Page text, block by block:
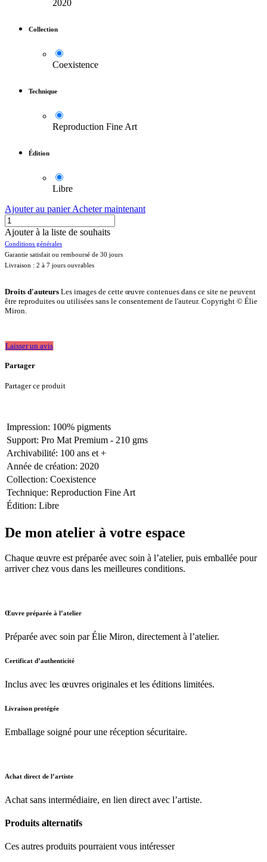
2020
Collection
Coexistence
Technique
Reproduction Fine Art
Édition
Libre
Ajouter au panierAcheter maintenant
Ajouter à la liste de souhaits
Conditions générales
Garantie satisfait ou remboursé de 30 jours
Livraison : 2 à 7 jours ouvrables
Droits d'auteurs Les images de cette œuvre contenues dans ce site ne peuvent
être reproduites ou utilisées sans le consentement de l'auteur. Copyright © Élie
Miron.
Laisser un avis
Partager
Partager ce produit
Impression: 100% pigments
Support: Pro Mat Premium - 210 gms
Archivabilité: 100 ans et +
Année de création: 2020
Collection: Coexistence
Technique: Reproduction Fine Art
Édition: Libre
De mon atelier à votre espace
Chaque œuvre est préparée avec soin à l’atelier, puis emballée pour
arriver chez vous dans les meilleures conditions.
Œuvre préparée à l’atelier
Préparée avec soin par Élie Miron, directement à l’atelier.
Certificat d’authenticité
Inclus avec les œuvres originales et les éditions limitées.
Livraison protégée
Emballage soigné pour une réception sécuritaire.
Achat direct de l’artiste
Achat sans intermédiaire, en lien direct avec l’artiste.
Produits alternatifs
Ces autres produits pourraient vous intéresser